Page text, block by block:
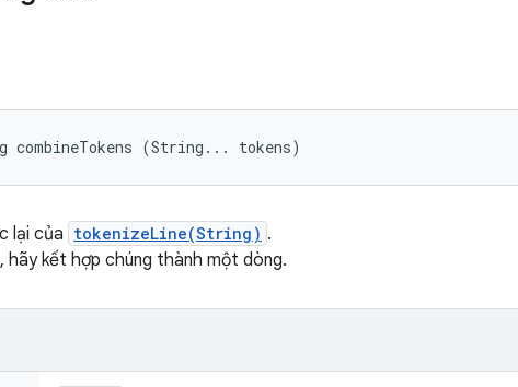
(String... tokens)
lại của tokenizeLine(String) .
hãy kết hợp chúng thành một dòng.